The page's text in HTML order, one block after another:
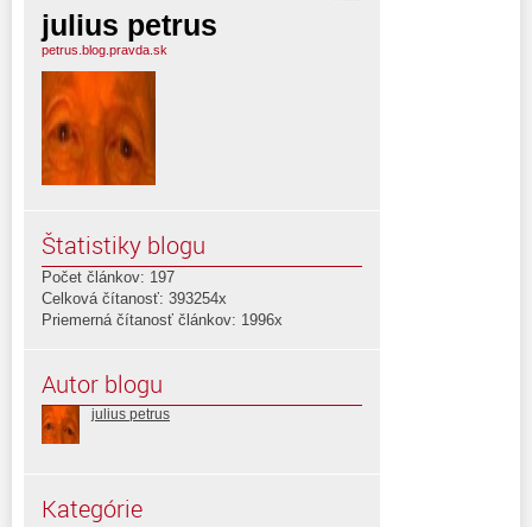
julius petrus
petrus.blog.pravda.sk
Štatistiky blogu
Počet článkov: 197
Celková čítanosť: 393254x
Priemerná čítanosť článkov: 1996x
Autor blogu
julius petrus
Kategórie